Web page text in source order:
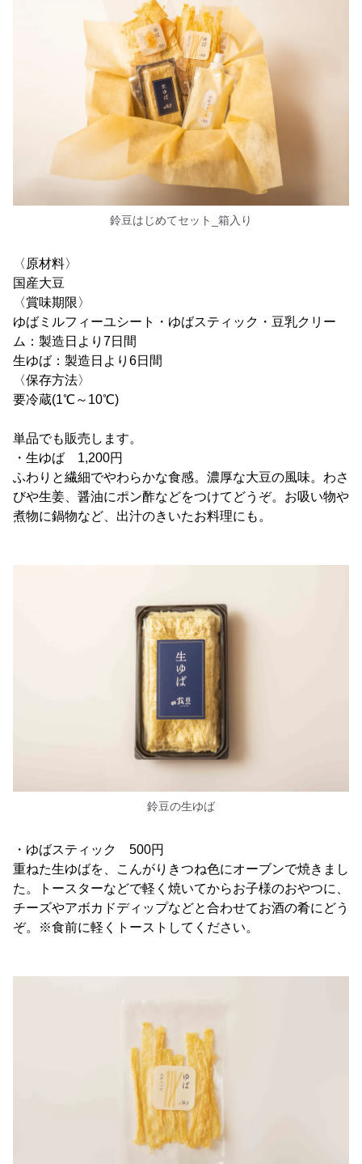
鈴豆はじめてセット_箱入り
〈原材料〉
国産大豆
〈賞味期限〉
ゆばミルフィーユシート・ゆばスティック・豆乳クリー
ム：製造日より7日間
生ゆば：製造日より6日間
〈保存方法〉
要冷蔵(1℃～10℃)
単品でも販売します。
・生ゆば 1,200円
ふわりと繊細でやわらかな食感。濃厚な大豆の風味。わさ
びや生姜、醤油にポン酢などをつけてどうぞ。お吸い物や
煮物に鍋物など、出汁のきいたお料理にも。
鈴豆の生ゆば
・ゆばスティック 500円
重ねた生ゆばを、こんがりきつね色にオーブンで焼きまし
た。トースターなどで軽く焼いてからお子様のおやつに、
チーズやアボカドディップなどと合わせてお酒の肴にどう
ぞ。※食前に軽くトーストしてください。